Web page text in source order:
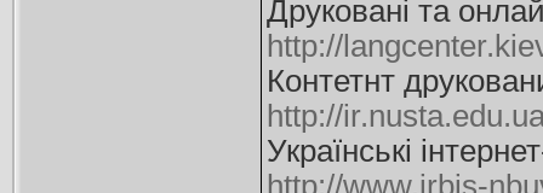
Друковані та
http://
Контетнт
http://
Українські
http://www.irbis-